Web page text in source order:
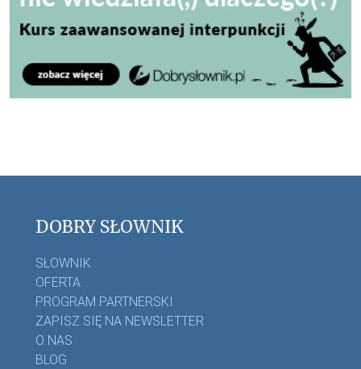
DOBRY SŁOWNIK
SŁOWNIK
OFERTA
PROGRAM PARTNERSKI
ZAPISZ SIĘ NA NEWSLETTER
O NAS
BLOG